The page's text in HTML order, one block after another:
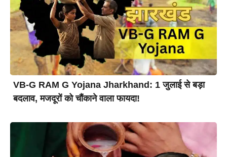
VB-G RAM G Yojana Jharkhand: 1 जुलाई से बड़ा
बदलाव, मजदूरों को चौंकाने वाला फायदा!